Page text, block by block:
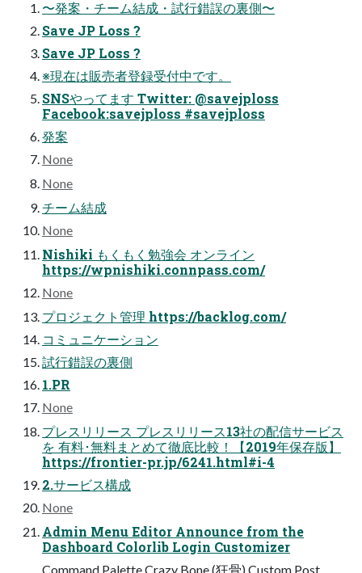
〜発案・チーム結成・試行錯誤の裏側〜
Save JP Loss ?
Save JP Loss ?
※現在は販売者登録受付中です。
SNSやってます Twitter: @savejploss
Facebook:savejploss #savejploss
発案
None
None
チーム結成
None
Nishiki もくもく勉強会 オンライン
https://wpnishiki.connpass.com/
None
プロジェクト管理 https://backlog.com/
コミュニケーション
試行錯誤の裏側
1.PR
None
プレスリリース プレスリリース13社の配信サービス
を 有料･無料まとめて徹底比較！【2019年保存版】
https://frontier-pr.jp/6241.html#i-4
2.サービス構成
None
Admin Menu Editor Announce from the
Dashboard Colorlib Login Customizer
Command Palette Crazy Bone (狂骨) Custom Post